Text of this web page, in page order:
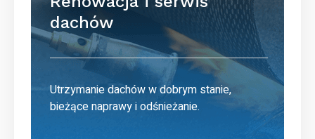
dachów
Utrzymanie dachów w dobrym stanie,
bieżące naprawy i odśnieżanie.